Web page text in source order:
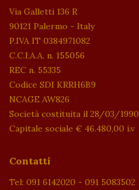
Via Galletti 136 R
90121 Palermo - Italy
P.IVA IT 0384971082
C.C.I.A.A. n. 155056
REC n. 55335
Codice SDI KRRH6B9
NCAGE AW826
Società costituita il 28/03/1990
Capitale sociale € 46.480,00 i.v
Contatti
Tel: 091 6142020 - 091 5083502